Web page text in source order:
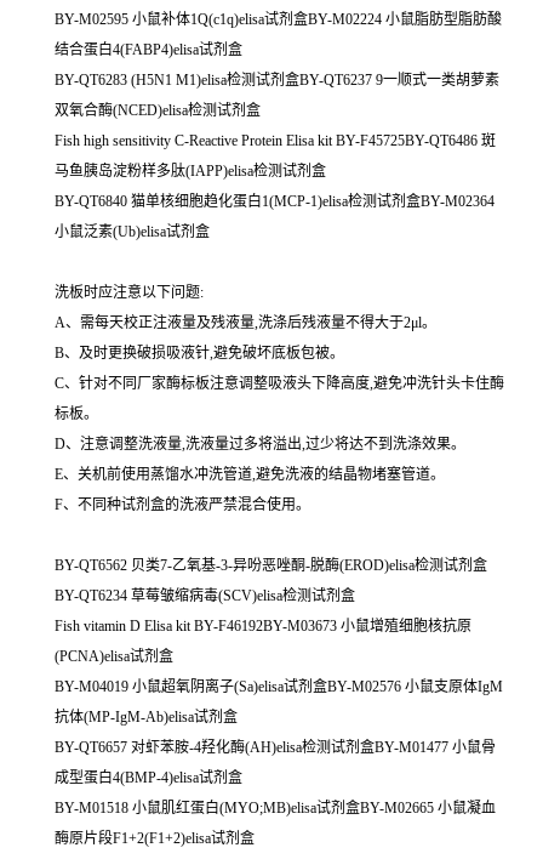
BY-M02595 小鼠补体1Q(c1q)elisa试剂盒BY-M02224 小鼠脂肪型脂肪酸
结合蛋白4(FABP4)elisa试剂盒
BY-QT6283 (H5N1 M1)elisa检测试剂盒BY-QT6237 9一顺式一类胡萝素
双氧合酶(NCED)elisa检测试剂盒
Fish high sensitivity C-Reactive Protein Elisa kit BY-F45725BY-QT6486 斑
马鱼胰岛淀粉样多肽(IAPP)elisa检测试剂盒
BY-QT6840 猫单核细胞趋化蛋白1(MCP-1)elisa检测试剂盒BY-M02364
小鼠泛素(Ub)elisa试剂盒
洗板时应注意以下问题:
A、需每天校正注液量及残液量,洗涤后残液量不得大于2μl。
B、及时更换破损吸液针,避免破坏底板包被。
C、针对不同厂家酶标板注意调整吸液头下降高度,避免冲洗针头卡住酶
标板。
D、注意调整洗液量,洗液量过多将溢出,过少将达不到洗涤效果。
E、关机前使用蒸馏水冲洗管道,避免洗液的结晶物堵塞管道。
F、不同种试剂盒的洗液严禁混合使用。
BY-QT6562 贝类7-乙氧基-3-异吩恶唑酮-脱酶(EROD)elisa检测试剂盒
BY-QT6234 草莓皱缩病毒(SCV)elisa检测试剂盒
Fish vitamin D Elisa kit BY-F46192BY-M03673 小鼠增殖细胞核抗原
(PCNA)elisa试剂盒
BY-M04019 小鼠超氧阴离子(Sa)elisa试剂盒BY-M02576 小鼠支原体IgM
抗体(MP-IgM-Ab)elisa试剂盒
BY-QT6657 对虾苯胺-4羟化酶(AH)elisa检测试剂盒BY-M01477 小鼠骨
成型蛋白4(BMP-4)elisa试剂盒
BY-M01518 小鼠肌红蛋白(MYO;MB)elisa试剂盒BY-M02665 小鼠凝血
酶原片段F1+2(F1+2)elisa试剂盒